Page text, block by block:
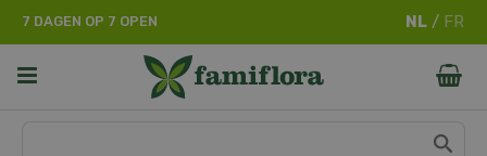
7 DAGEN OP 7 OPEN